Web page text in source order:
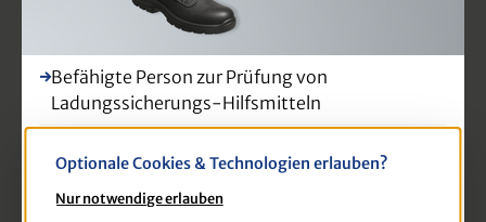
Befähigte Person zur Prüfung von
Ladungssicherungs-Hilfsmitteln
Anschlagmitteln
Nur notwendige erlauben
Optionale Cookies & Technologien erlauben?